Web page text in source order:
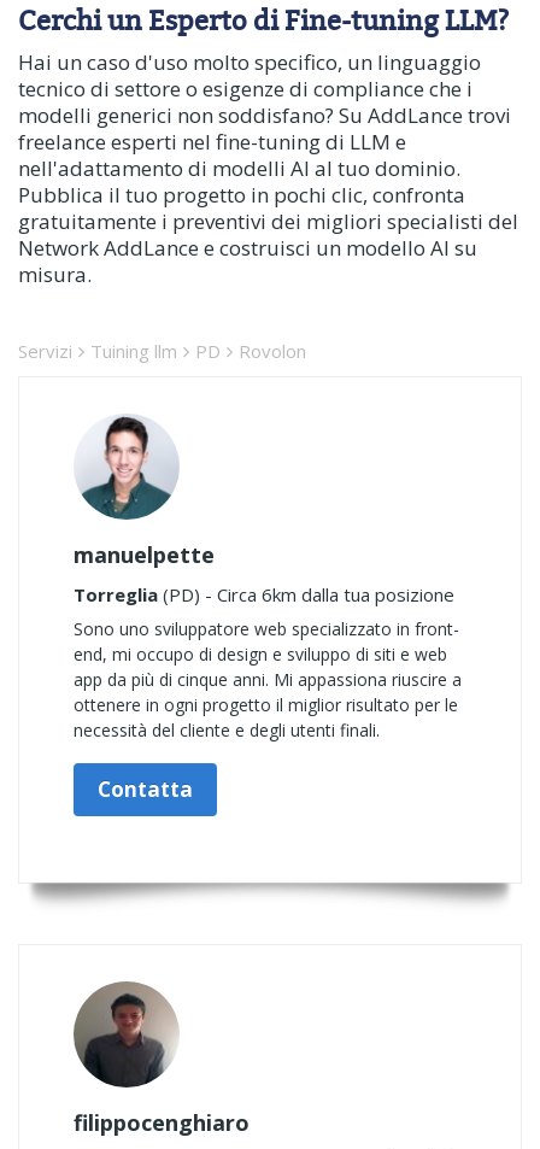
Cerchi un Esperto di Fine-tuning LLM?
Hai un caso d'uso molto specifico, un linguaggio
tecnico di settore o esigenze di compliance che i
modelli generici non soddisfano? Su AddLance trovi
freelance esperti nel fine-tuning di LLM e
nell'adattamento di modelli AI al tuo dominio.
Pubblica il tuo progetto in pochi clic, confronta
gratuitamente i preventivi dei migliori specialisti del
Network AddLance e costruisci un modello AI su
misura.
Servizi Tuining llm PD Rovolon
manuelpette
Torreglia (PD) - Circa 6km dalla tua posizione
Sono uno sviluppatore web specializzato in front-
end, mi occupo di design e sviluppo di siti e web
app da più di cinque anni. Mi appassiona riuscire a
ottenere in ogni progetto il miglior risultato per le
necessità del cliente e degli utenti finali.
Contatta
filippocenghiaro